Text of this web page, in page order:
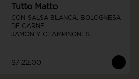
Tutto Matto
CON SALSA BLANCA, BOLOGNESA
DE CARNE,
JAMÓN Y CHAMPIÑONES.
S/ 22.00